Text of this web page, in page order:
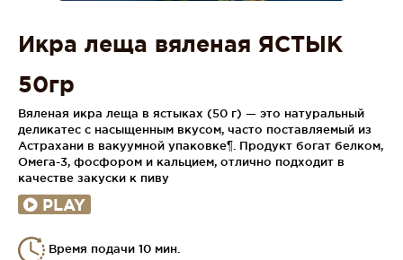
Икра леща вяленая ЯСТЫК
50гр
Вяленая икра леща в ястыках (50 г) — это натуральный
деликатес с насыщенным вкусом, часто поставляемый из
Астрахани в вакуумной упаковке¶. Продукт богат белком,
Омега-3, фосфором и кальцием, отлично подходит в
качестве закуски к пиву
PLAY
Время подачи 10 мин.